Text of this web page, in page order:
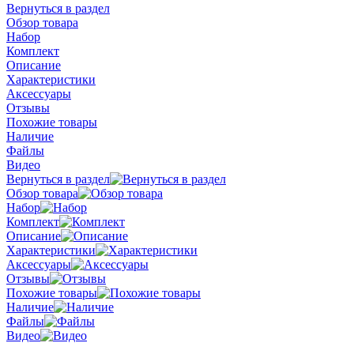
Вернуться в раздел
Обзор товара
Набор
Комплект
Описание
Характеристики
Аксессуары
Отзывы
Похожие товары
Наличие
Файлы
Видео
Вернуться в раздел
Обзор товара
Набор
Комплект
Описание
Характеристики
Аксессуары
Отзывы
Похожие товары
Наличие
Файлы
Видео